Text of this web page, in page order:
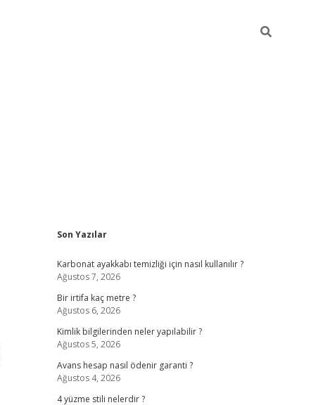
Sidebar
Son Yazılar
Karbonat ayakkabı temizliği için nasıl kullanılır ?
Ağustos 7, 2026
Bir irtifa kaç metre ?
Ağustos 6, 2026
Kimlik bilgilerinden neler yapılabilir ?
Ağustos 5, 2026
Avans hesap nasıl ödenir garanti ?
Ağustos 4, 2026
4 yüzme stili nelerdir ?